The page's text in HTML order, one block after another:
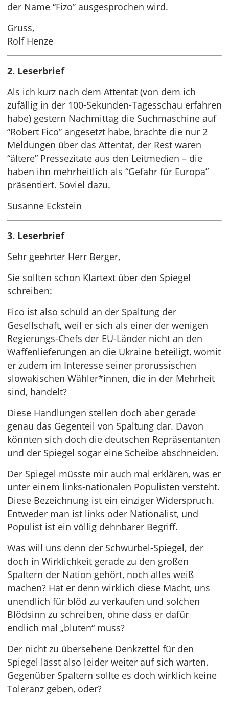
der Name “Fizo” ausgesprochen wird.
Gruss,
Rolf Henze
2. Leserbrief
Als ich kurz nach dem Attentat (von dem ich
zufällig in der 100-Sekunden-Tagesschau erfahren
habe) gestern Nachmittag die Suchmaschine auf
“Robert Fico” angesetzt habe, brachte die nur 2
Meldungen über das Attentat, der Rest waren
“ältere” Pressezitate aus den Leitmedien – die
haben ihn mehrheitlich als “Gefahr für Europa”
präsentiert. Soviel dazu.
Susanne Eckstein
3. Leserbrief
Sehr geehrter Herr Berger,
Sie sollten schon Klartext über den Spiegel
schreiben:
Fico ist also schuld an der Spaltung der
Gesellschaft, weil er sich als einer der wenigen
Regierungs-Chefs der EU-Länder nicht an den
Waffenlieferungen an die Ukraine beteiligt, womit
er zudem im Interesse seiner prorussischen
slowakischen Wähler*innen, die in der Mehrheit
sind, handelt?
Diese Handlungen stellen doch aber gerade
genau das Gegenteil von Spaltung dar. Davon
könnten sich doch die deutschen Repräsentanten
und der Spiegel sogar eine Scheibe abschneiden.
Der Spiegel müsste mir auch mal erklären, was er
unter einem links-nationalen Populisten versteht.
Diese Bezeichnung ist ein einziger Widerspruch.
Entweder man ist links oder Nationalist, und
Populist ist ein völlig dehnbarer Begriff.
Was will uns denn der Schwurbel-Spiegel, der
doch in Wirklichkeit gerade zu den großen
Spaltern der Nation gehört, noch alles weiß
machen? Hat er denn wirklich diese Macht, uns
unendlich für blöd zu verkaufen und solchen
Blödsinn zu schreiben, ohne dass er dafür
endlich mal „bluten“ muss?
Der nicht zu übersehene Denkzettel für den
Spiegel lässt also leider weiter auf sich warten.
Gegenüber Spaltern sollte es doch wirklich keine
Toleranz geben, oder?